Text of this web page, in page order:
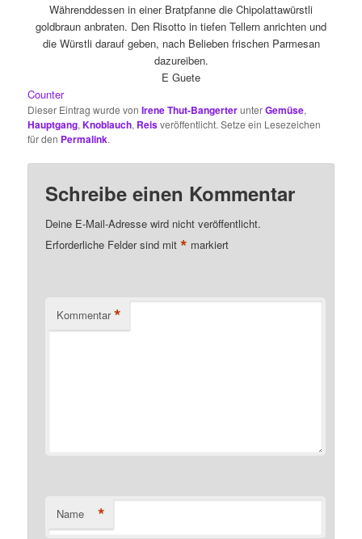
Währenddessen in einer Bratpfanne die Chipolattawürstli
goldbraun anbraten. Den Risotto in tiefen Tellern anrichten und
die Würstli darauf geben, nach Belieben frischen Parmesan
dazureiben.
E Guete
Counter
Dieser Eintrag wurde vonIrene Thut-BangerterunterGemüse,
Hauptgang,Knoblauch, Reisveröffentlicht. Setze ein Lesezeichen
für den Permalink.
Schreibe einen Kommentar
Deine E-Mail-Adresse wird nicht veröffentlicht.
Erforderliche Felder sind mit* markiert
Kommentar *
Name *